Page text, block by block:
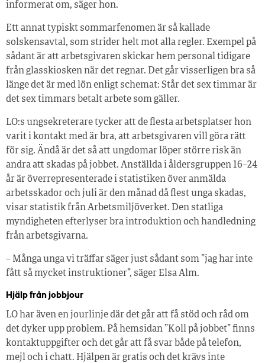
informerat om, säger hon.
Ett annat typiskt sommarfenomen är så kallade
solskensavtal, som strider helt mot alla regler. Exempel på
sådant är att arbetsgivaren skickar hem personal tidigare
från glasskiosken när det regnar. Det går visserligen bra så
länge det är med lön enligt schemat: Står det sex timmar är
det sex timmars betalt arbete som gäller.
LO:s ungsekreterare tycker att de flesta arbetsplatser hon
varit i kontakt med är bra, att arbetsgivaren vill göra rätt
för sig. Ändå är det så att ungdomar löper större risk än
andra att skadas på jobbet. Anställda i åldersgruppen 16–24
år är överrepresenterade i statistiken över anmälda
arbetsskador och juli är den månad då flest unga skadas,
visar statistik från Arbetsmiljöverket. Den statliga
myndigheten efterlyser bra introduktion och handledning
från arbetsgivarna.
– Många unga vi träffar säger just sådant som ”jag har inte
fått så mycket instruktioner”, säger Elsa Alm.
Hjälp från jobbjour
LO har även en jourlinje där det går att få stöd och råd om
det dyker upp problem. På hemsidan ”Koll på jobbet” finns
kontaktuppgifter och det går att få svar både på telefon,
mejl och i chatt. Hjälpen är gratis och det krävs inte